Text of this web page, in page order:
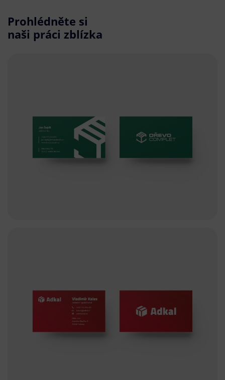
Prohlédněte si
naši práci zblízka